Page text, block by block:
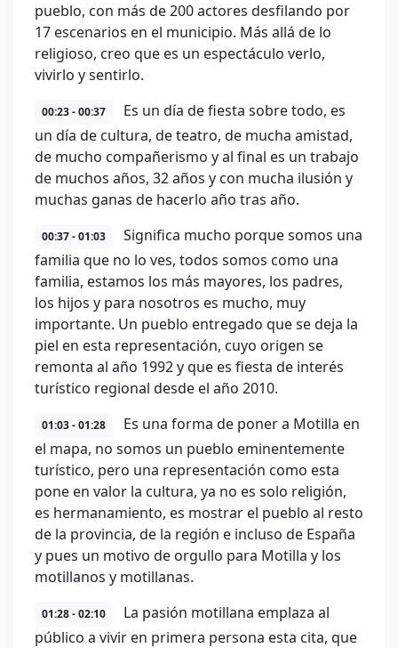
pueblo, con más de 200 actores desfilando por
17 escenarios en el municipio. Más allá de lo
religioso, creo que es un espectáculo verlo,
vivirlo y sentirlo.
00:23 - 00:37
Es un día de fiesta sobre todo, es
un día de cultura, de teatro, de mucha amistad,
de mucho compañerismo y al final es un trabajo
de muchos años, 32 años y con mucha ilusión y
muchas ganas de hacerlo año tras año.
00:37 - 01:03
Significa mucho porque somos una
familia que no lo ves, todos somos como una
familia, estamos los más mayores, los padres,
los hijos y para nosotros es mucho, muy
importante. Un pueblo entregado que se deja la
piel en esta representación, cuyo origen se
remonta al año 1992 y que es fiesta de interés
turístico regional desde el año 2010.
01:03 - 01:28
Es una forma de poner a Motilla en
el mapa, no somos un pueblo eminentemente
turístico, pero una representación como esta
pone en valor la cultura, ya no es solo religión,
es hermanamiento, es mostrar el pueblo al resto
de la provincia, de la región e incluso de España
y pues un motivo de orgullo para Motilla y los
motillanos y motillanas.
01:28 - 02:10
La pasión motillana emplaza al
público a vivir en primera persona esta cita, que